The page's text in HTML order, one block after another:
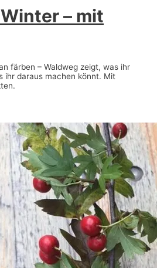
– mit
färben – Waldweg zeigt, was ihr
ihr daraus machen könnt. Mit